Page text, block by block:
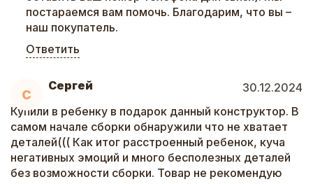
постараемся вам помочь. Благодарим, что вы –
наш покупатель.
Ответить
С
Сергей
30.12.2024
Купили в ребенку в подарок данный конструктор. В
самом начале сборки обнаружили что не хватает
деталей((( Как итог расстроенный ребенок, куча
негативных эмоций и много бесполезных деталей
без возможности сборки. Товар не рекомендую